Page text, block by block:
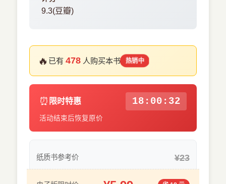
9.3(豆瓣)
🔥 已有478 人购买本书 热销中
⏰ 限时特惠 18:00:32
活动结束后恢复原价
纸质书参考价 ¥23